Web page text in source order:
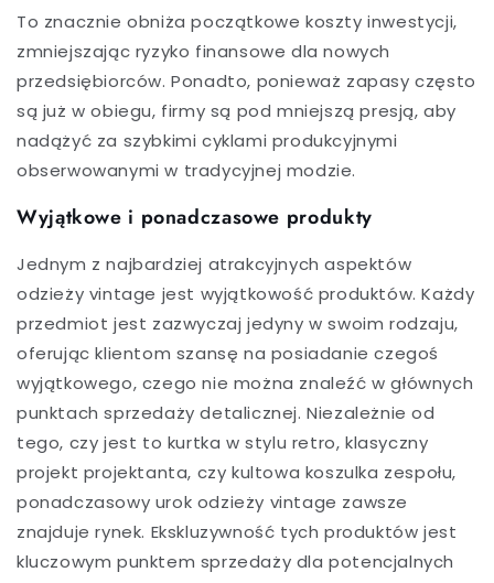
To znacznie obniża początkowe koszty inwestycji,
zmniejszając ryzyko finansowe dla nowych
przedsiębiorców. Ponadto, ponieważ zapasy często
są już w obiegu, firmy są pod mniejszą presją, aby
nadążyć za szybkimi cyklami produkcyjnymi
obserwowanymi w tradycyjnej modzie.
Wyjątkowe i ponadczasowe produkty
Jednym z najbardziej atrakcyjnych aspektów
odzieży vintage jest wyjątkowość produktów. Każdy
przedmiot jest zazwyczaj jedyny w swoim rodzaju,
oferując klientom szansę na posiadanie czegoś
wyjątkowego, czego nie można znaleźć w głównych
punktach sprzedaży detalicznej. Niezależnie od
tego, czy jest to kurtka w stylu retro, klasyczny
projekt projektanta, czy kultowa koszulka zespołu,
ponadczasowy urok odzieży vintage zawsze
znajduje rynek. Ekskluzywność tych produktów jest
kluczowym punktem sprzedaży dla potencjalnych